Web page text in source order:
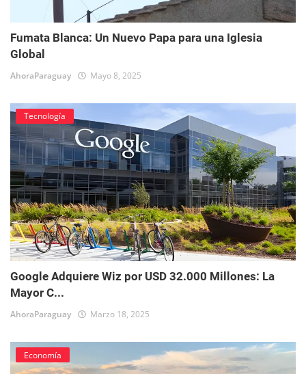
Fumata Blanca: Un Nuevo Papa para una Iglesia
Global
AhoraParaguay Mayo 8, 2025
Tecnología
Google Adquiere Wiz por USD 32.000 Millones: La
Mayor C...
AhoraParaguay Marzo 18, 2025
Economía